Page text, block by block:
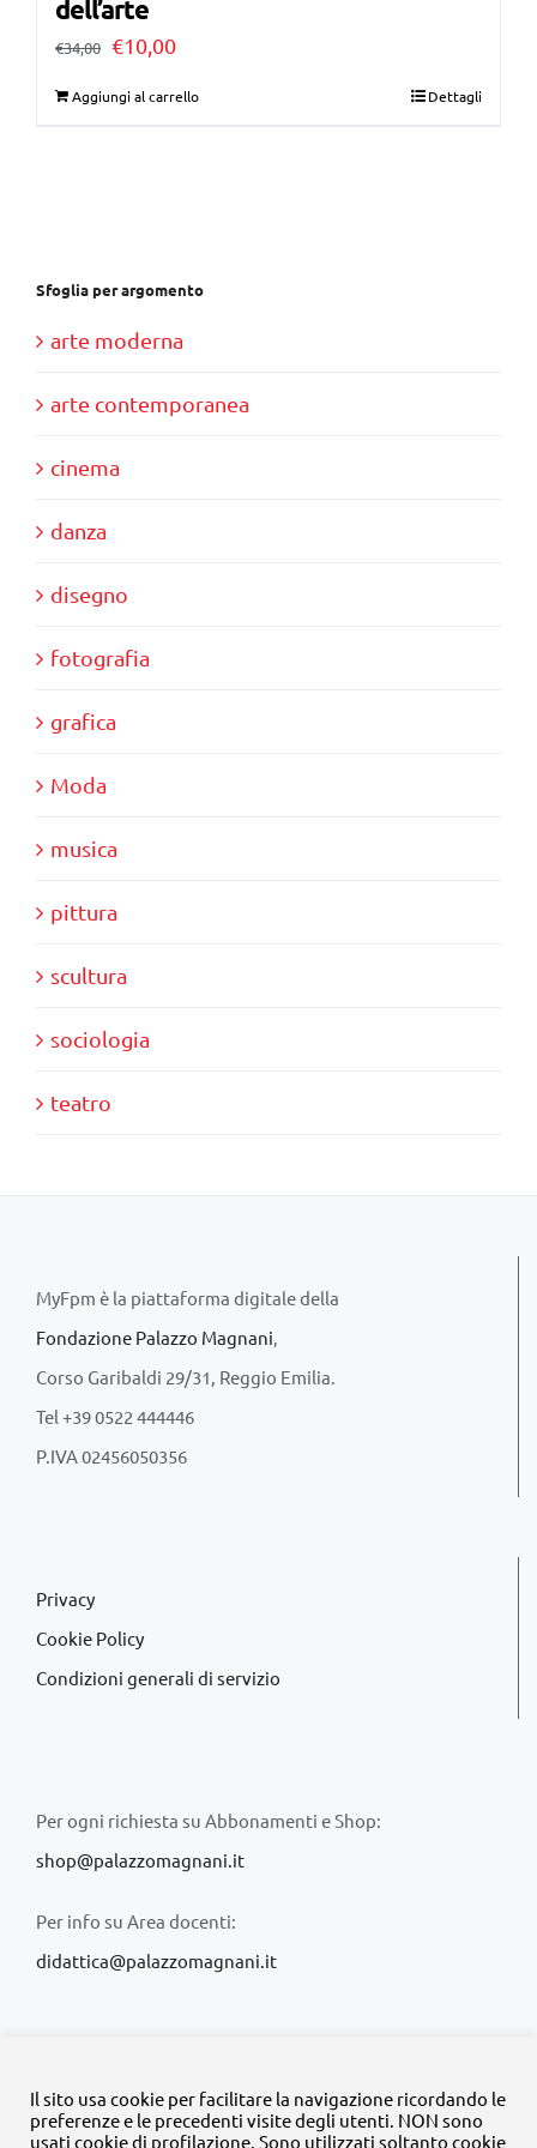
dell’arte
€34,00 Il
€10,00Il
Aggiungi al carrello Dettagli
Sfoglia per argomento
arte moderna
arte contemporanea
cinema
danza
disegno
fotografia
grafica
Moda
musica
pittura
scultura
sociologia
teatro
MyFpm è la piattaforma digitale della
Fondazione Palazzo Magnani,
Corso Garibaldi 29/31, Reggio Emilia.
Tel +39 0522 444446
P.IVA 02456050356
Privacy
Cookie Policy
Condizioni generali di servizio
Per ogni richiesta su Abbonamenti e Shop:
shop@palazzomagnani.it
Per info su Area docenti:
didattica@palazzomagnani.it
© Copyright 2020 -2026 | Tutti i diritti riservati | MyFpm è un
Il sito usa cookie per facilitare la navigazione ricordando le
preferenze e le precedenti visite degli utenti. NON sono
usati cookie di profilazione. Sono utilizzati soltanto cookie